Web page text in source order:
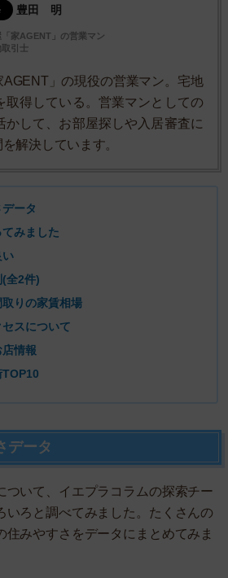
豊田 明
「家AGENT」の営業マン
引士
」の現役の営業マン。宅地
取得している。営業マンとしての
かして、お部屋探しや入居審査に
解決しています。
ータ
みました
い
全2件)
りの家賃相場
スについて
情報
データ
ついて、イエプラコラムの探索チー
いろと調べてみました。たくさんの
住みやすさをデータにまとめてみま